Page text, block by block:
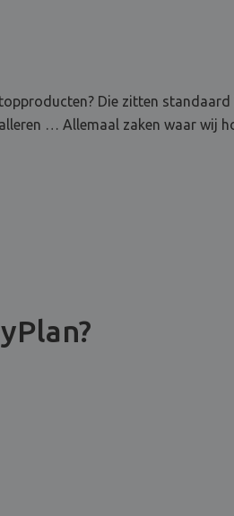
Die zitten standaard
… Allemaal zaken waar wij